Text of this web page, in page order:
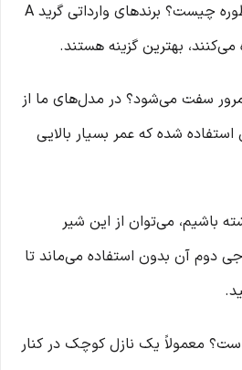
۶. بهترین برند شیر دومنظوره چیست؟ برندهای وارداتی گرید A
بهترین گزینه هستند.
مرور سفت می‌شود؟ در مدل‌های ما از
شده که عمر بسیار بالایی
باشیم، می‌توان از این شیر
دوم آن بدون استفاده می‌ماند تا
معمولاً یک نازل کوچک در کنار